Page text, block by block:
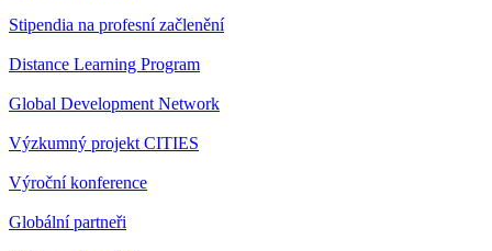
Stipendia na profesní začlenění
Distance Learning Program
Global Development Network
Výzkumný projekt CITIES
Výroční konference
Globální partneři